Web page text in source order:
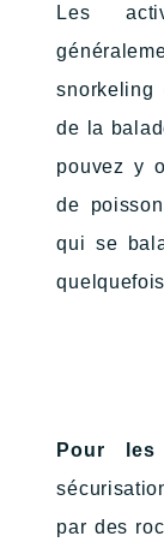
Les
snorkeling
de la
pouvez y
de
qui se
Pour les
par des